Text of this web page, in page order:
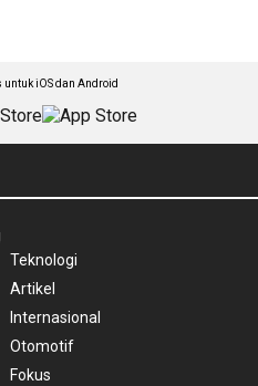
iOS dan Android
Teknologi
Artikel
Internasional
Otomotif
Fokus